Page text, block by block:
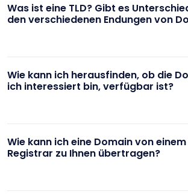
Was ist eine TLD? Gibt es
den verschiedenen Endungen von
Wie kann ich herausfinden, ob die
ich interessiert bin, verfügbar ist?
Wie kann ich eine Domain von
Registrar zu Ihnen übertragen?